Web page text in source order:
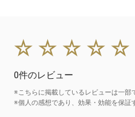
☆☆☆☆☆
0件のレビュー
※こちらに掲載しているレビューは一部
※個人の感想であり、効果・効能を保証